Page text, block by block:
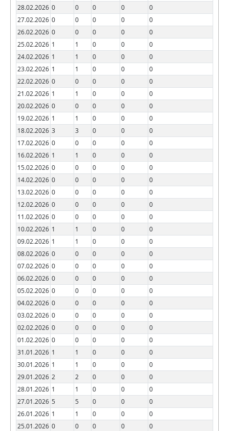
28.02.2026 0 0 0 0
0
27.02.2026 0 0 0 0
0
26.02.2026 0 0 0 0
0
25.02.2026 1 1 0 0
0
24.02.2026 1 1 0 0
0
23.02.2026 1 1 0 0
0
22.02.2026 0 0 0 0
0
21.02.2026 1 1 0 0
0
20.02.2026 0 0 0 0
0
19.02.2026 1 1 0 0
0
18.02.2026 3 3 0 0
0
17.02.2026 0 0 0 0
0
16.02.2026 1 1 0 0
0
15.02.2026 0 0 0 0
0
14.02.2026 0 0 0 0
0
13.02.2026 0 0 0 0
0
12.02.2026 0 0 0 0
0
11.02.2026 0 0 0 0
0
10.02.2026 1 1 0 0
0
09.02.2026 1 1 0 0
0
08.02.2026 0 0 0 0
0
07.02.2026 0 0 0 0
0
06.02.2026 0 0 0 0
0
05.02.2026 0 0 0 0
0
04.02.2026 0 0 0 0
0
03.02.2026 0 0 0 0
0
02.02.2026 0 0 0 0
0
01.02.2026 0 0 0 0
0
31.01.2026 1 1 0 0
0
30.01.2026 1 1 0 0
0
29.01.2026 2 2 0 0
0
28.01.2026 1 1 0 0
0
27.01.2026 5 5 0 0
0
26.01.2026 1 1 0 0
0
25.01.2026 0 0 0 0
0